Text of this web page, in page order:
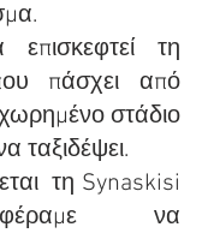
τη
πάσχει από
στάδιο
ταξιδέψει.
τη Synaskisi
να